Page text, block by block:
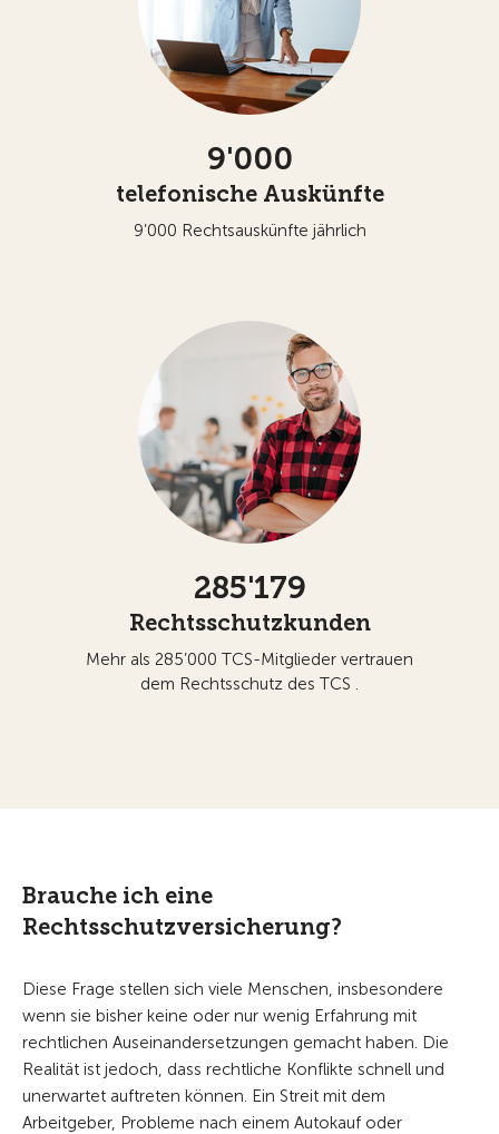
9'000
telefonische Auskünfte
9’000 Rechtsauskünfte jährlich
285'179
Rechtsschutzkunden
Mehr als 285’000 TCS-Mitglieder vertrauen
dem Rechtsschutz des TCS .
Brauche ich eine
Rechtsschutzversicherung?
Diese Frage stellen sich viele Menschen, insbesondere
wenn sie bisher keine oder nur wenig Erfahrung mit
rechtlichen Auseinandersetzungen gemacht haben. Die
Realität ist jedoch, dass rechtliche Konflikte schnell und
unerwartet auftreten können. Ein Streit mit dem
Arbeitgeber, Probleme nach einem Autokauf oder